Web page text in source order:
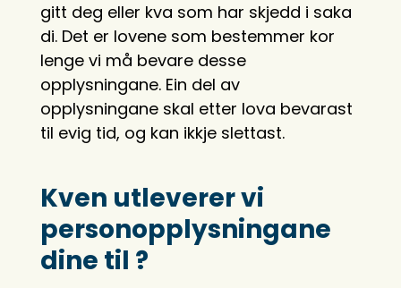
gitt deg eller kva som har skjedd i saka
di. Det er lovene som bestemmer kor
lenge vi må bevare desse
opplysningane. Ein del av
opplysningane skal etter lova bevarast
til evig tid, og kan ikkje slettast.
Kven utleverer vi
personopplysningane
dine til ?